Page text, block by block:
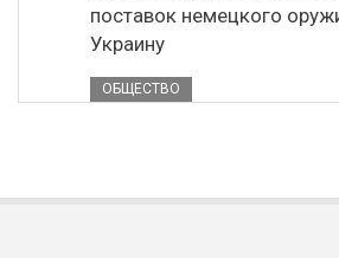
поставок немецкого
Украину
ОБЩЕСТВО